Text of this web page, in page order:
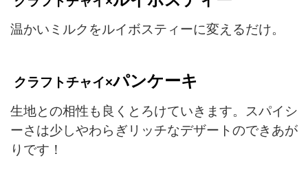
温かいミルクをルイボスティーに変えるだけ。
クラフトチャイ×パンケーキ
生地との相性も良くとろけていきます。スパイシ
ーさは少しやわらぎリッチなデザートのできあが
りです！